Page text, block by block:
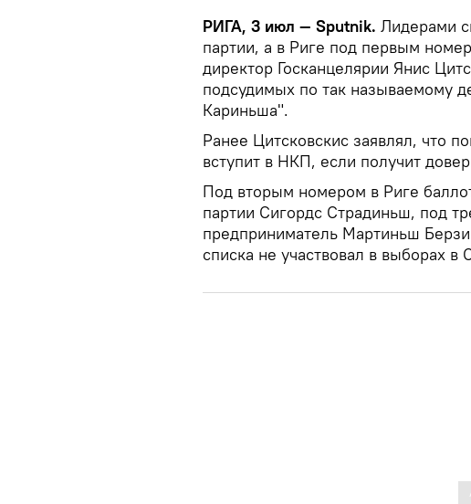
РИГА, 3 июл — Sputnik. Лидерами
партии, а в Риге под первым
директор Госканцелярии Янис
подсудимых по так называемому
Кариньша".
Ранее Цитсковскис заявлял, что
вступит в НКП, если получит
Под вторым номером в Риге
партии Сигордс Страдиньш, под
предприниматель Мартиньш
списка не участвовал в выборах в